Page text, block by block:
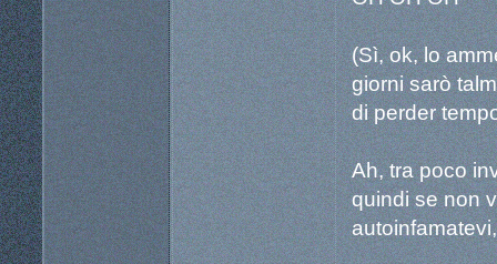
(Sì, ok, lo
giorni sarò
di perder
Ah, tra poco
quindi se non